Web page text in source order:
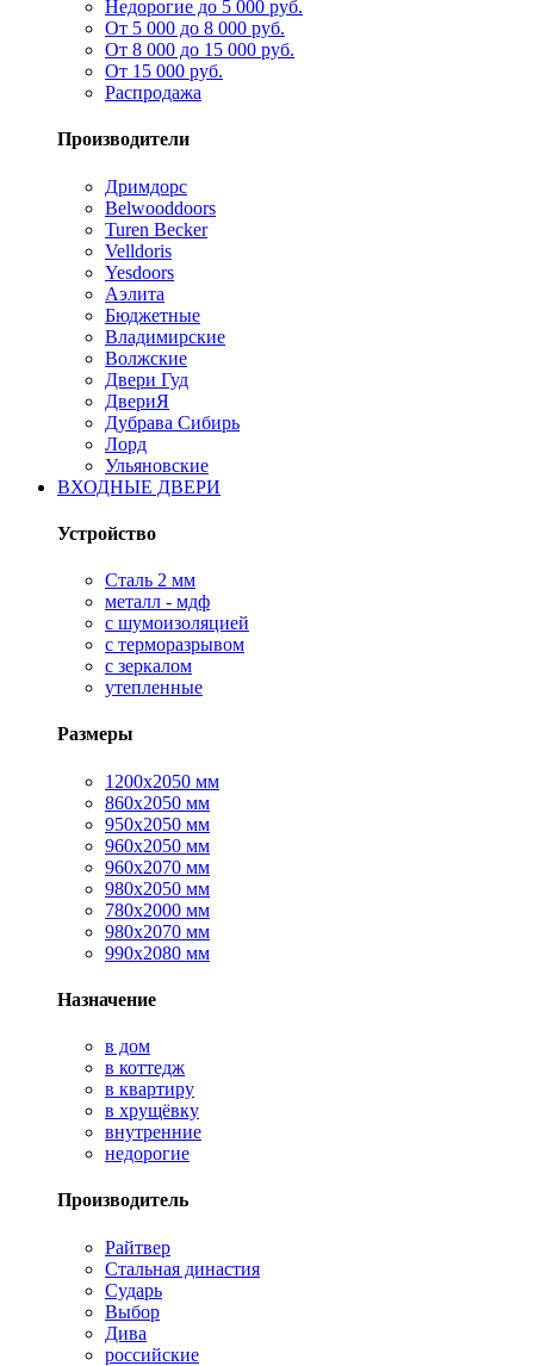
Недорогие до 5 000 руб.
От 5 000 до 8 000 руб.
От 8 000 до 15 000 руб.
От 15 000 руб.
Распродажа
Производители
Дримдорс
Belwooddoors
Turen Becker
Velldoris
Yesdoors
Аэлита
Бюджетные
Владимирские
Волжские
Двери Гуд
ДвериЯ
Дубрава Сибирь
Лорд
Ульяновские
ВХОДНЫЕ ДВЕРИ
Устройство
Сталь 2 мм
металл - мдф
с шумоизоляцией
с терморазрывом
с зеркалом
утепленные
Размеры
1200х2050 мм
860х2050 мм
950х2050 мм
960х2050 мм
960х2070 мм
980х2050 мм
780х2000 мм
980х2070 мм
990х2080 мм
Назначение
в дом
в коттедж
в квартиру
в хрущёвку
внутренние
недорогие
Производитель
Райтвер
Стальная династия
Сударь
Выбор
Дива
российские